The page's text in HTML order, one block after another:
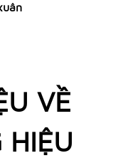
VỀ
HIỆU